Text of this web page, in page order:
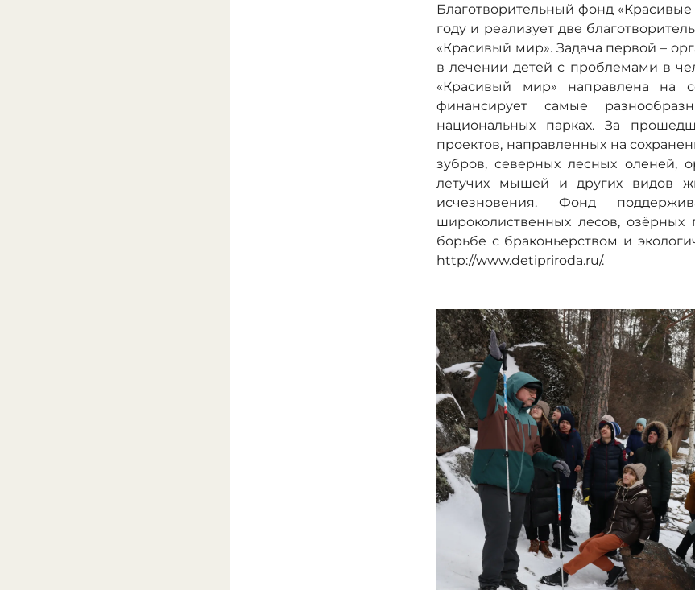
Благотворительный фонд
году и реализует две
«Красивый мир». Задача первой –
в лечении детей с проблемами в
«Красивый мир» направлена на
финансирует самые
национальных парках. За
проектов, направленных на
зубров, северных лесных оленей,
летучих мышей и других видов
исчезновения. Фонд
широколиственных лесов, озёрных
борьбе с браконьерством и
http://www.detipriroda.ru/.